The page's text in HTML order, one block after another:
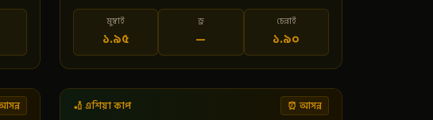
মুম্বাই
১.৯৫
ড্র
—
চেন্নাই
১.৯০
🏏 এশিয়া কাপ ⏰ আসন্ন